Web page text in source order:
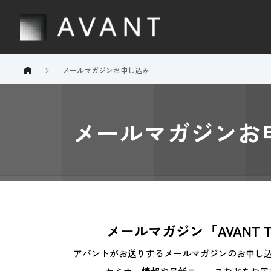
メールマガジンお申し込み
メールマガジンお
メールマガジン「AVANT
アバントがお送りするメールマガジンのお申し